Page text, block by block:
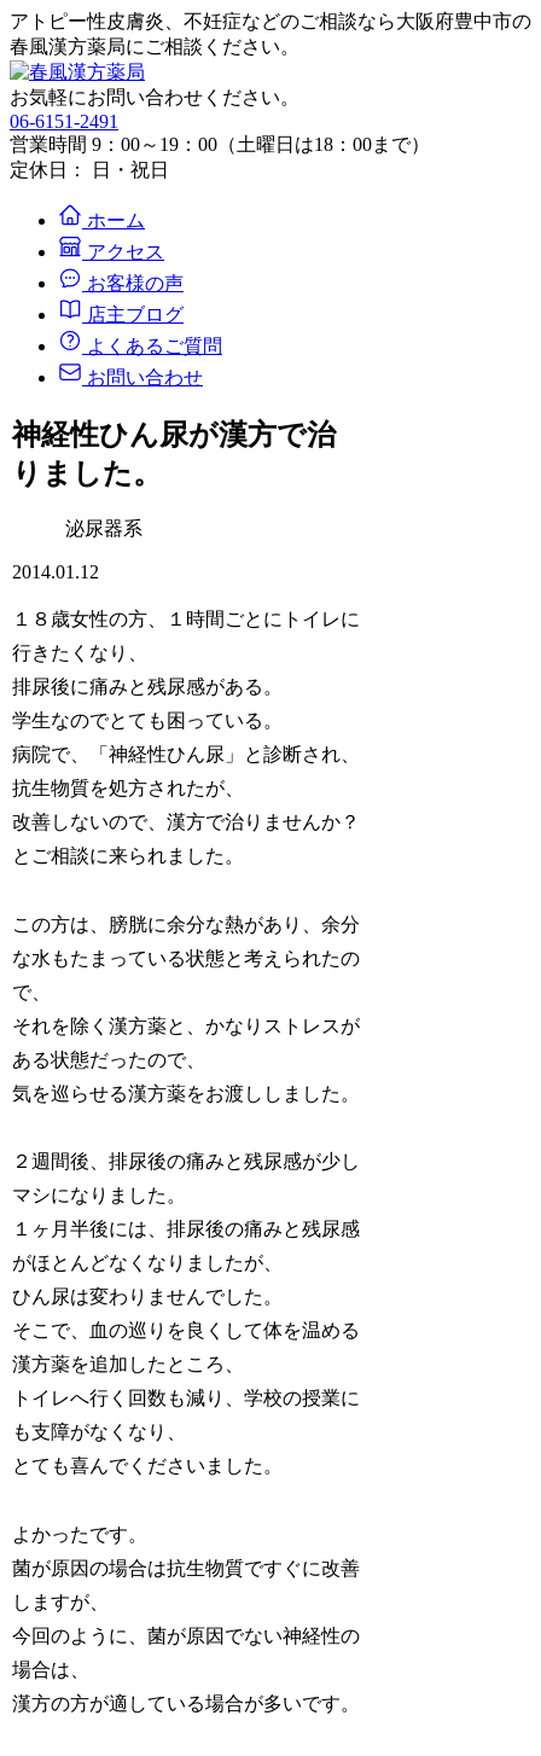
アトピー性皮膚炎、不妊症などのご相談なら大阪府豊中市の
春風漢方薬局にご相談ください。
お気軽にお問い合わせください。
06-6151-2491
営業時間 9：00～19：00（土曜日は18：00まで）
定休日： 日・祝日
ホーム
アクセス
お客様の声
店主ブログ
よくあるご質問
お問い合わせ
神経性ひん尿が漢方で治
りました。
泌尿器系
2014.01.12
１８歳女性の方、１時間ごとにトイレに
行きたくなり、
排尿後に痛みと残尿感がある。
学生なのでとても困っている。
病院で、「神経性ひん尿」と診断され、
抗生物質を処方されたが、
改善しないので、漢方で治りませんか？
とご相談に来られました。
この方は、膀胱に余分な熱があり、余分
な水もたまっている状態と考えられたの
で、
それを除く漢方薬と、かなりストレスが
ある状態だったので、
気を巡らせる漢方薬をお渡ししました。
２週間後、排尿後の痛みと残尿感が少し
マシになりました。
１ヶ月半後には、排尿後の痛みと残尿感
がほとんどなくなりましたが、
ひん尿は変わりませんでした。
そこで、血の巡りを良くして体を温める
漢方薬を追加したところ、
トイレへ行く回数も減り、学校の授業に
も支障がなくなり、
とても喜んでくださいました。
よかったです。
菌が原因の場合は抗生物質ですぐに改善
しますが、
今回のように、菌が原因でない神経性の
場合は、
漢方の方が適している場合が多いです。